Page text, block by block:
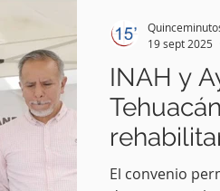
INAH y
El convenio
19 sept 2025